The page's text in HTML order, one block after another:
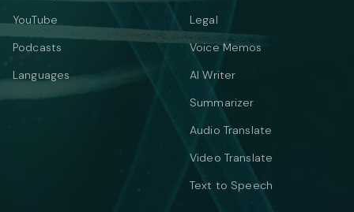
YouTube
Podcasts
Languages
Legal
Voice Memos
AI Writer
Summarizer
Audio Translate
Video Translate
Text to Speech